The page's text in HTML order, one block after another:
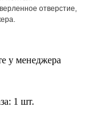
отверстие,
у менеджера
1 шт.